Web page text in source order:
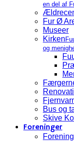
en del af
Fur Ø
Museer
Kirken
og
Bus og
Skive
Foreninger